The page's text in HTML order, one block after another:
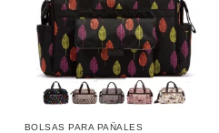
BOLSAS PARA PAÑALES